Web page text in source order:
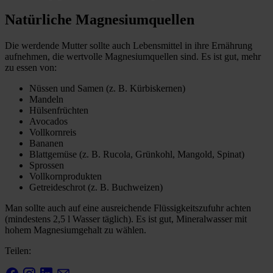
Natürliche Magnesiumquellen
Die werdende Mutter sollte auch Lebensmittel in ihre Ernährung
aufnehmen, die wertvolle Magnesiumquellen sind. Es ist gut, mehr
zu essen von:
Nüssen und Samen (z. B. Kürbiskernen)
Mandeln
Hülsenfrüchten
Avocados
Vollkornreis
Bananen
Blattgemüse (z. B. Rucola, Grünkohl, Mangold, Spinat)
Sprossen
Vollkornprodukten
Getreideschrot (z. B. Buchweizen)
Man sollte auch auf eine ausreichende Flüssigkeitszufuhr achten
(mindestens 2,5 l Wasser täglich). Es ist gut, Mineralwasser mit
hohem Magnesiumgehalt zu wählen.
Teilen: